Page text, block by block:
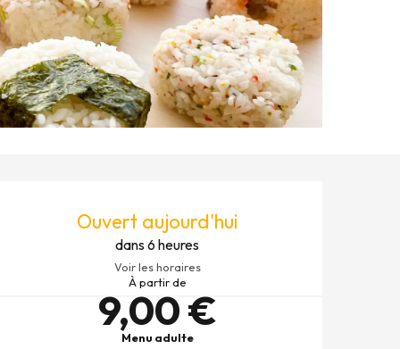
Ouvert aujourd'hui
dans 6 heures
Voir les horaires
À partir de
9,00 €
Menu adulte